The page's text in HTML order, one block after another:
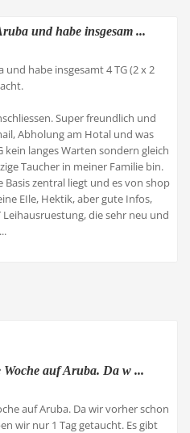
und habe insgesam ...
habe insgesamt 4 TG (2 x 2
Super freundlich und
Abholung am Hotal und was
kein langes Warten sondern gleich
Taucher in meiner Familie bin.
zentral liegt und es von shop
EIle, Hektik, aber gute Infos,
die sehr neu und
auf Aruba. Da w ...
auf Aruba. Da wir vorher schon
wir nur 1 Tag getaucht. Es gibt